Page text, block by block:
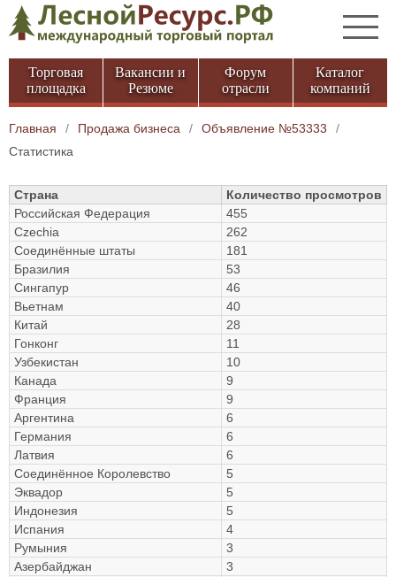
Торговая
площадка
Вакансии и
Резюме
Форум
отрасли
Каталог
компаний
Главная / Продажа бизнеса / Объявление №53333
/
Статистика
Страна
Количество просмотров
Российская Федерация
455
Czechia
262
Соединённые штаты
181
Бразилия
53
Сингапур
46
Вьетнам
40
Китай
28
Гонконг
11
Узбекистан
10
Канада
9
Франция
9
Аргентина
6
Германия
6
Латвия
6
Соединённое Королевство
5
Эквадор
5
Индонезия
5
Испания
4
Румыния
3
Азербайджан
3